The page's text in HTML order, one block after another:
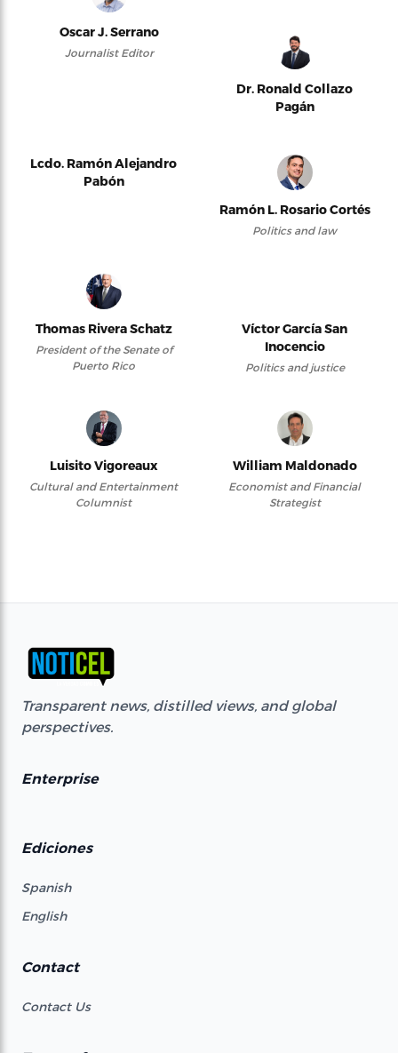
Oscar J. Serrano
Journalist Editor
Dr. Ronald Collazo
Pagán
Lcdo. Ramón Alejandro
Pabón
Ramón L. Rosario Cortés
Politics and law
Thomas Rivera Schatz
President of the Senate of
Puerto Rico
Víctor García San
Inocencio
Politics and justice
Luisito Vigoreaux
Cultural and Entertainment
Columnist
William Maldonado
Economist and Financial
Strategist
Transparent news, distilled views, and global
perspectives.
Enterprise
Ediciones
Spanish
English
Contact
Contact Us